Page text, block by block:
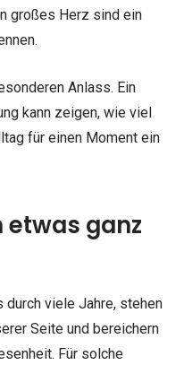
großes Herz sind ein
Anlass. Ein
kann zeigen, wie viel
für einen Moment ein
etwas ganz
durch viele Jahre, stehen
Seite und bereichern
Für solche